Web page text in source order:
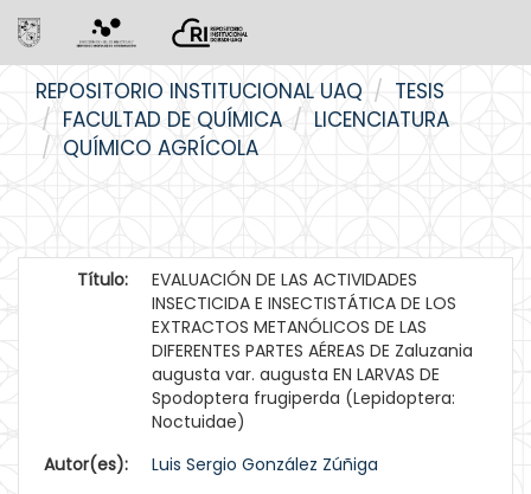
navigation
REPOSITORIO INSTITUCIONAL UAQ
TESIS
FACULTAD DE QUÍMICA
LICENCIATURA
QUÍMICO AGRÍCOLA
Título:
EVALUACIÓN DE LAS ACTIVIDADES
INSECTICIDA E INSECTISTÁTICA DE LOS
EXTRACTOS METANÓLICOS DE LAS
DIFERENTES PARTES AÉREAS DE Zaluzania
augusta var. augusta EN LARVAS DE
Spodoptera frugiperda (Lepidoptera:
Noctuidae)
Autor(es):
Luis Sergio González Zúñiga